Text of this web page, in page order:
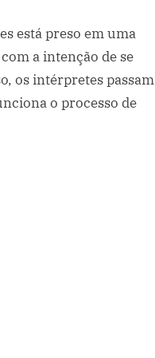
está preso em uma
a intenção de se
os intérpretes passam
o processo de